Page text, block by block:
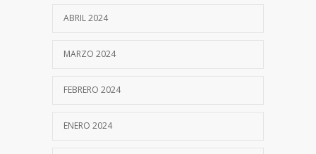
ABRIL 2024
MARZO 2024
FEBRERO 2024
ENERO 2024